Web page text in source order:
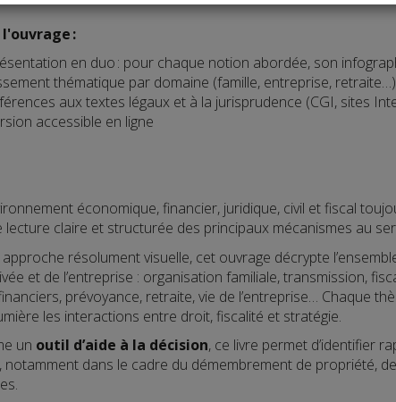
l'ouvrage :
en duo : pour chaque notion abordée, son
thématique par domaine (famille, entreprise, retraite…)
aux textes légaux et à la jurisprudence (CGI, sites
accessible en ligne
économique, financier, juridique, civil et fiscal
claire et structurée des principaux mécanismes au
résolument visuelle, cet ouvrage décrypte
et de l’entreprise : organisation familiale, transmission,
prévoyance, retraite, vie de l’entreprise… Chaque
les interactions entre droit, fiscalité et stratégie.
un outil d’aide à la décision, ce livre permet d’identifier
notamment dans le cadre du démembrement de propriété,